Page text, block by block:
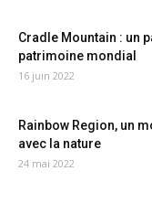
Cradle Mountain : un
patrimoine mondial
16 juin 2022
Rainbow Region, un
avec la nature
24 mai 2022